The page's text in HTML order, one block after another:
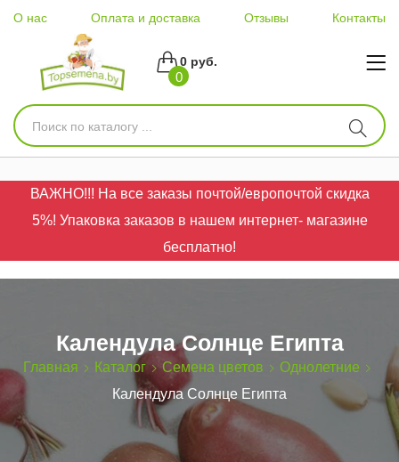
О нас Оплата и доставка Отзывы Контакты
0
0 руб.
ВАЖНО!!! На все заказы почтой/европочтой скидка
5%! Упаковка заказов в нашем интернет- магазине
бесплатно!
Календула Солнце Египта
Главная Каталог Семена цветов
Однолетние
Календула Солнце Египта